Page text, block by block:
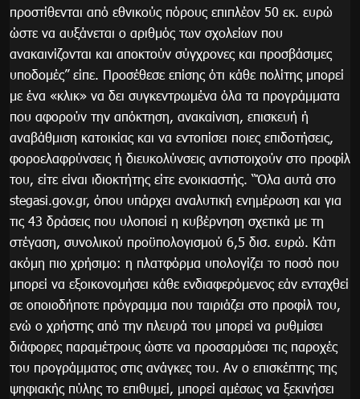
προστίθενται από εθνικούς πόρους επιπλέον 50 εκ. ευρώ
ώστε να αυξάνεται ο αριθμός των σχολείων που
ανακαινίζονται και αποκτούν σύγχρονες και προσβάσιμες
υποδομές” είπε. Προσέθεσε επίσης ότι κάθε πολίτης μπορεί
με ένα «κλικ» να δει συγκεντρωμένα όλα τα προγράμματα
που αφορούν την απόκτηση, ανακαίνιση, επισκευή ή
αναβάθμιση κατοικίας και να εντοπίσει ποιες επιδοτήσεις,
φοροελαφρύνσεις ή διευκολύνσεις αντιστοιχούν στο προφίλ
του, είτε είναι ιδιοκτήτης είτε ενοικιαστής. “Όλα αυτά στο
stegasi.gov.gr, όπου υπάρχει αναλυτική ενημέρωση και για
τις 43 δράσεις που υλοποιεί η κυβέρνηση σχετικά με τη
στέγαση, συνολικού προϋπολογισμού 6,5 δισ. ευρώ. Κάτι
ακόμη πιο χρήσιμο: η πλατφόρμα υπολογίζει το ποσό που
μπορεί να εξοικονομήσει κάθε ενδιαφερόμενος εάν ενταχθεί
σε οποιοδήποτε πρόγραμμα που ταιριάζει στο προφίλ του,
ενώ ο χρήστης από την πλευρά του μπορεί να ρυθμίσει
διάφορες παραμέτρους ώστε να προσαρμόσει τις παροχές
του προγράμματος στις ανάγκες του. Αν ο επισκέπτης της
ψηφιακής πύλης το επιθυμεί, μπορεί αμέσως να ξεκινήσει